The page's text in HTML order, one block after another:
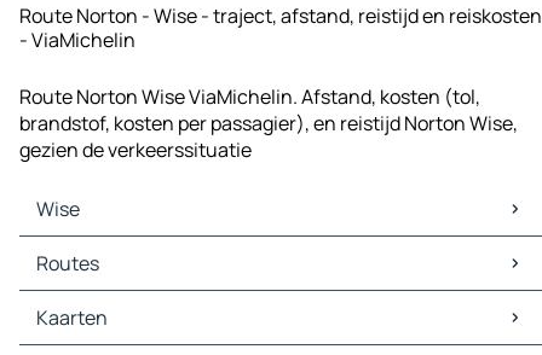
Route Norton - Wise - traject, afstand, reistijd en reiskosten
- ViaMichelin
Route Norton Wise ViaMichelin. Afstand, kosten (tol,
brandstof, kosten per passagier), en reistijd Norton Wise,
gezien de verkeerssituatie
Wise
Wise Kaarten
Wise Verkeer
Wise Hotels
Wise Restaurants
Routes
Routes Wise - Norton
Routes Wise - Dungannon
Kaarten